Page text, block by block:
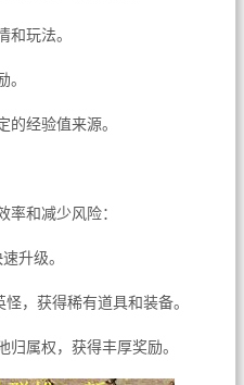
和玩法。
经验值来源。
和减少风险：
升级。
，获得稀有道具和装备。
属权，获得丰厚奖励。